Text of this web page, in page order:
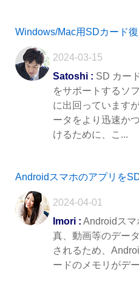
Windows/Mac用SDカード
2024-03-15
Satoshi : SD カー
をサポートするソ
に出回っています
ータをより迅速か
けるために、こ...
Androidスマホのアプリを
2024-04-01
Imori : Androidスマ
真、動画等のデー
されるため、
ードのメモリがデ